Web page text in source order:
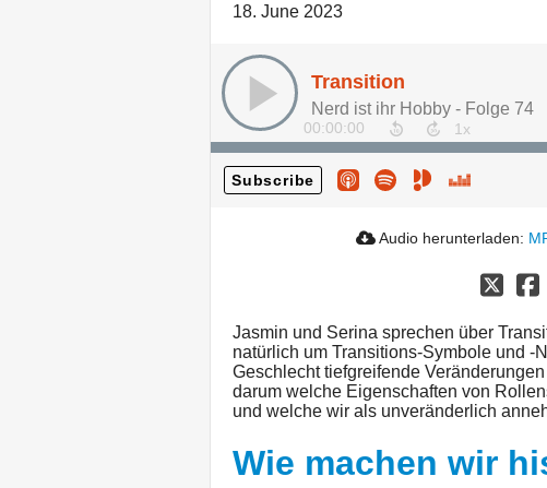
18. June 2023
Transition
Nerd ist ihr Hobby - Folge 74
00:00:00
Subscribe
Audio herunterladen:
Jasmin und Serina sprechen über
natürlich um Transitions-Symbole und -
Geschlecht tiefgreifende
darum welche Eigenschaften von
und welche wir als unveränderlich
Wie machen wir